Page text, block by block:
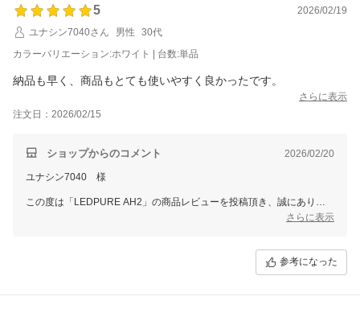
ます。
後ほどご注文時のメールアドレスへクーポン取得用URLをお送りいた
しますので
ぜひ次回のご注文時にご利用くださいませ。
スタッフ一同またのご利用をお待ち申し上げております。
ありがとうございました。
5
2026/02/19
ユナシン7040さん
男性
30代
カラーバリエーション:ホワイト | 台数:単品
納品も早く、商品もとても使いやすく良かったです。
さらに表示
注文日：2026/02/15
ショップからのコメント 2026/02/20
ユナシン7040 様
この度は「LEDPURE AH2」の商品レビューを投稿頂き、誠にありが
これからぜひ末永くご愛用いただけますと幸いです。
また、現在当店では全商品対象のレビューキャンペーンを実施しており
さらに表示
参考になった